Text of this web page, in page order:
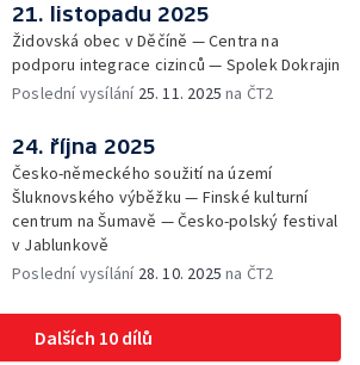
21. listopadu 2025
Židovská obec v Děčíně — Centra na
podporu integrace cizinců — Spolek Dokrajin
Poslední vysílání 25. 11. 2025 na ČT2
24. října 2025
Česko-německého soužití na území
Šluknovského výběžku — Finské kulturní
centrum na Šumavě — Česko-polský festival
v Jablunkově
Poslední vysílání 28. 10. 2025 na ČT2
Dalších 10 dílů